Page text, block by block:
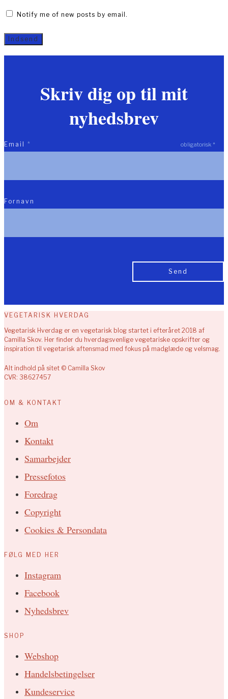
Notify me of new posts by email.
Skriv dig op til mit
nyhedsbrev
*
obligatorisk
Email *
Fornavn
VEGETARISK HVERDAG
Vegetarisk Hverdag er en vegetarisk blog startet i efteråret 2018 af
Camilla Skov. Her finder du hverdagsvenlige vegetariske opskrifter og
inspiration til vegetarisk aftensmad med fokus på madglæde og velsmag.
Alt indhold på sitet © Camilla Skov
CVR: 38627457
OM & KONTAKT
Om
Kontakt
Samarbejder
Pressefotos
Foredrag
Copyright
Cookies & Persondata
FØLG MED HER
Instagram
Facebook
Nyhedsbrev
SHOP
Webshop
Handelsbetingelser
Kundeservice